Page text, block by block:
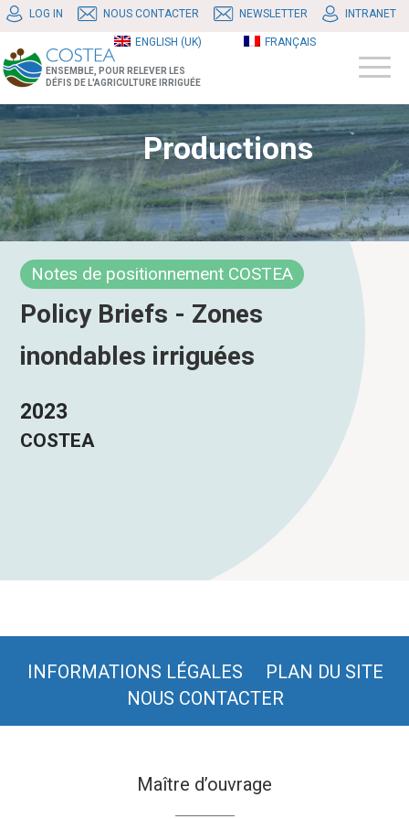
LOG IN NOUS CONTACTER NEWSLETTER INTRANET
ENGLISH (UK) FRANÇAIS
ENSEMBLE, POUR RELEVER LES
DÉFIS DE L'AGRICULTURE IRRIGUÉE
Productions
Notes de positionnement COSTEA
Policy Briefs - Zones
inondables irriguées
2023
COSTEA
INFORMATIONS LÉGALES
PLAN DU SITE
NOUS CONTACTER
Maître d’ouvrage